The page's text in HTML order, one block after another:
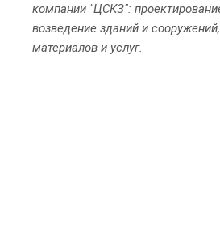
компании "ЦСКЗ":
возведение зданий и
материалов и услуг.